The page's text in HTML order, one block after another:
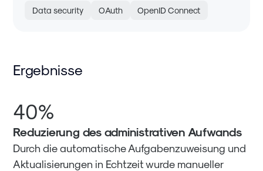
Data security OAuth OpenID Connect
Ergebnisse
40%
Reduzierung des administrativen Aufwands
Durch die automatische Aufgabenzuweisung und
Aktualisierungen in Echtzeit wurde manueller